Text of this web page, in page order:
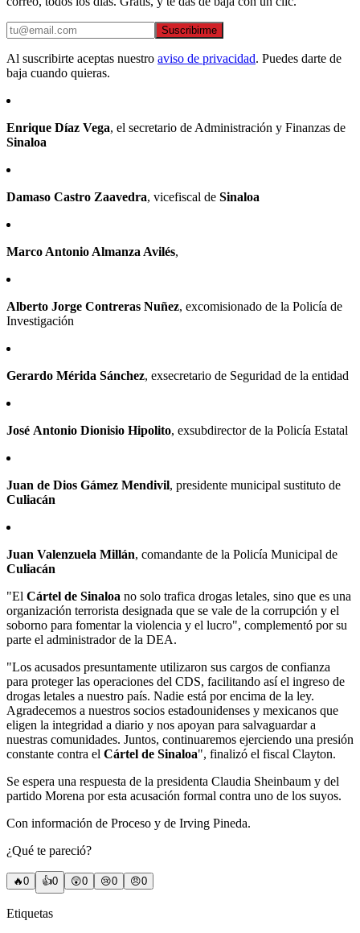
Suscribirme
Al suscribirte aceptas nuestro aviso de privacidad. Puedes darte de
baja cuando quieras.
Enrique Díaz Vega, el secretario de Administración y Finanzas de
Sinaloa
Damaso Castro Zaavedra, vicefiscal de Sinaloa
Marco Antonio Almanza Avilés,
Alberto Jorge Contreras Nuñez, excomisionado de la Policía de
Investigación
Gerardo Mérida Sánchez, exsecretario de Seguridad de la entidad
José Antonio Dionisio Hipolito, exsubdirector de la Policía Estatal
Juan de Dios Gámez Mendivil, presidente municipal sustituto de
Culiacán
Juan Valenzuela Millán, comandante de la Policía Municipal de
Culiacán
"El Cártel de Sinaloa no solo trafica drogas letales, sino que es una
organización terrorista designada que se vale de la corrupción y el
soborno para fomentar la violencia y el lucro", complementó por su
parte el administrador de la DEA.
"Los acusados presuntamente utilizaron sus cargos de confianza
para proteger las operaciones del CDS, facilitando así el ingreso de
drogas letales a nuestro país. Nadie está por encima de la ley.
Agradecemos a nuestros socios estadounidenses y mexicanos que
eligen la integridad a diario y nos apoyan para salvaguardar a
nuestras comunidades. Juntos, continuaremos ejerciendo una presión
constante contra el Cártel de Sinaloa", finalizó el fiscal Clayton.
Se espera una respuesta de la presidenta Claudia Sheinbaum y del
partido Morena por esta acusación formal contra uno de los suyos.
Con información de Proceso y de Irving Pineda.
¿Qué te pareció?
🔥0 👍0 😲0 😢0 😠0
Etiquetas